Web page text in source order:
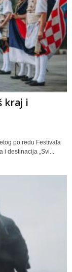
kraj i
po redu Festivala
i destinacija „Svi...